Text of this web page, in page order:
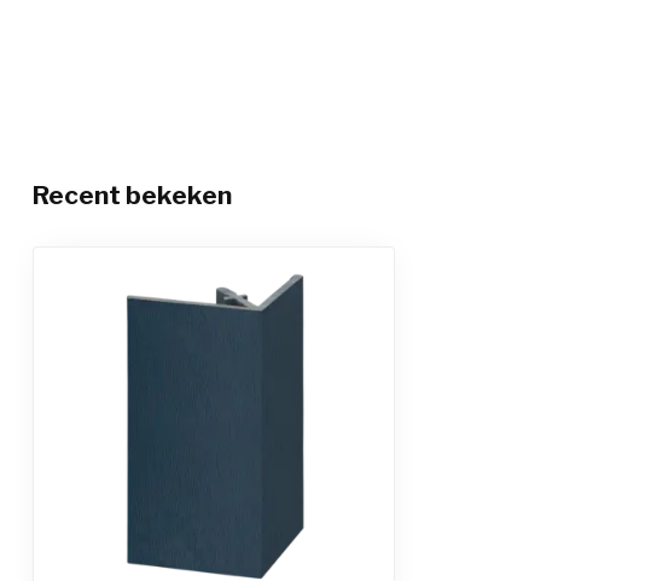
Recent bekeken